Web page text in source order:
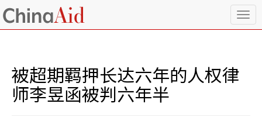
T
o
被超期羁押长达六年的人权律
师李昱函被判六年半